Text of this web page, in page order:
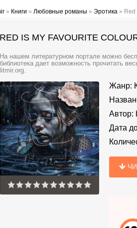
» Книги » Любовные романы » Эротика » Red
RED IS MY FAVOURITE
На нашем литературном портале можно
библиотека дает возможность прочитать
litmir.org.
Жанр:
Автор:
Дата